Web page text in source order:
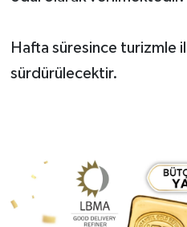
Hafta süresince turizmle
sürdürülecektir.